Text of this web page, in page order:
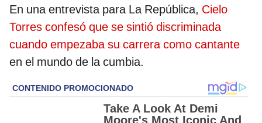
En una entrevista para La República, Cielo
Torres confesó que se sintió discriminada
cuando empezaba su carrera como cantante
en el mundo de la cumbia.